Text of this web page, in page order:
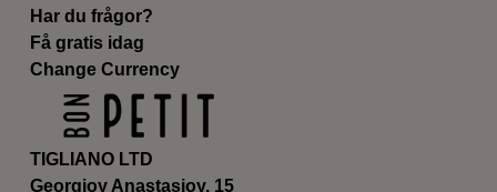
TIGLIANO LTD
Georgioy Anastasioy, 15
Har du frågor?
Få gratis idag
Change Currency